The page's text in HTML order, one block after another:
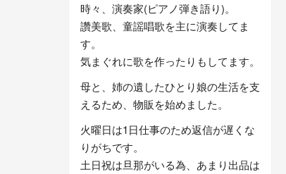
時々、演奏家(ピアノ弾き語り)。
讚美歌、童謡唱歌を主に演奏してま
す。
気まぐれに歌を作ったりもしてます。
母と、姉の遺したひとり娘の生活を支
えるため、物販を始めました。
火曜日は1日仕事のため返信が遅くな
りがちです。
土日祝は旦那がいる為、あまり出品は